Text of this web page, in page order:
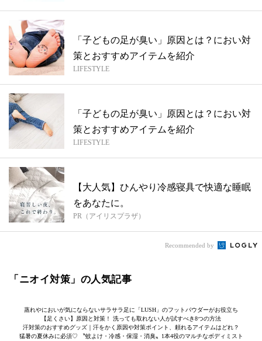
「子どもの足が臭い」原因とは？におい対
策とおすすめアイテムを紹介
LIFESTYLE
「子どもの足が臭い」原因とは？におい対
策とおすすめアイテムを紹介
LIFESTYLE
【大人気】ひんやり冷感寝具で快適な睡眠
をあなたに。
PR（アイリスプラザ）
Recommended by
「ニオイ対策」の人気記事
蒸れやにおいが気にならないサラサラ足に「LUSH」のフットパウダーがお役立ち
【足くさい】原因と対策！ 洗っても取れない人が試すべき8つの方法
汗対策のおすすめグッズ｜汗をかく原因や対策ポイント、頼れるアイテムはどれ？
猛暑の夏休みに必須♡ 〝蚊よけ・冷感・保湿・消臭〟1本4役のマルチなボディミスト